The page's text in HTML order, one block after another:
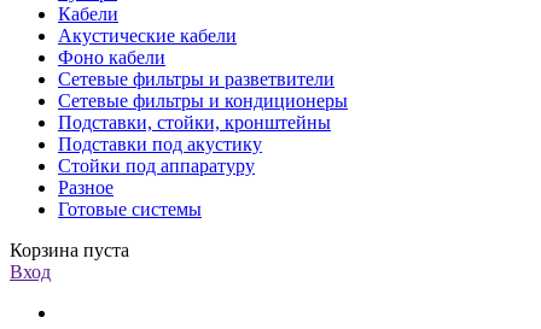
Кабели
Акустические кабели
Фоно кабели
Сетевые фильтры и разветвители
Сетевые фильтры и кондиционеры
Подставки, стойки, кронштейны
Подставки под акустику
Стойки под аппаратуру
Разное
Готовые системы
Корзина пуста
Вход